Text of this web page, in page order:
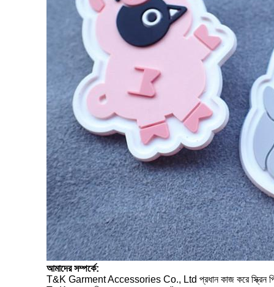
আমাদের সম্পর্কে:
T&K Garment Accessories Co., Ltd প্রধান কাজ করে স্ক্রিন